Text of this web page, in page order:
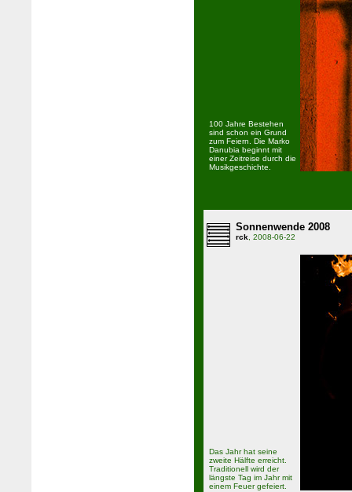
100 Jahre Bestehen
sind schon ein Grund
zum Feiern. Die Marko
Danubia beginnt mit
einer Zeitreise durch die
Musikgeschichte.
Sonnenwende 2008
rck, 2008-06-22
Das Jahr hat seine
zweite Hälfte erreicht.
Traditionell wird der
längste Tag im Jahr mit
einem Feuer gefeiert.